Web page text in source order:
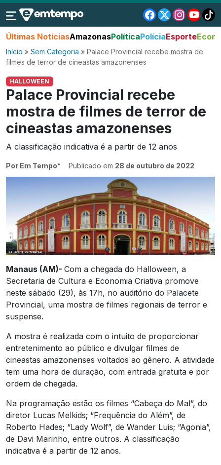
Últimas NotíciasAmazonasPolíticaPolíciaEsporte
Início » Sem Categoria » Palace Provincial recebe mostra de
filmes de terror de cineastas amazonenses
HALLOWEEN
Palace Provincial recebe
mostra de filmes de terror de
cineastas amazonenses
A classificação indicativa é a partir de 12 anos
Por Em Tempo* Publicado em 28 de outubro de 2022
Manaus (AM)- Com a chegada do Halloween, a
Secretaria de Cultura e Economia Criativa promove
neste sábado (29), às 17h, no auditório do Palacete
Provincial, uma mostra de filmes regionais de terror e
suspense.
A mostra é realizada com o intuito de proporcionar
entretenimento ao público e divulgar filmes de
cineastas amazonenses voltados ao gênero. A atividade
tem uma hora de duração, com entrada gratuita e por
ordem de chegada.
Na programação estão os filmes “Cabeça do Mal”, do
diretor Lucas Melkids; “Frequência do Além”, de
Roberto Hades; “Lady Wolf”, de Wander Luis; “Agonia”,
de Davi Marinho, entre outros. A classificação
indicativa é a partir de 12 anos.